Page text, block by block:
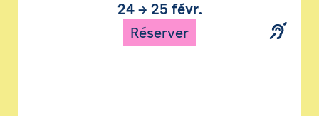
24→ 25 févr.
Réserver